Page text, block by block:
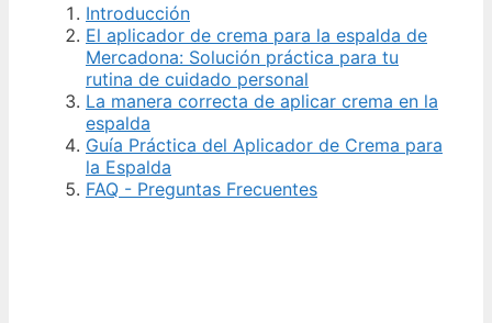
Introducción
El aplicador de crema para la espalda de
Mercadona: Solución práctica para tu
rutina de cuidado personal
La manera correcta de aplicar crema en la
espalda
Guía Práctica del Aplicador de Crema para
la Espalda
FAQ - Preguntas Frecuentes